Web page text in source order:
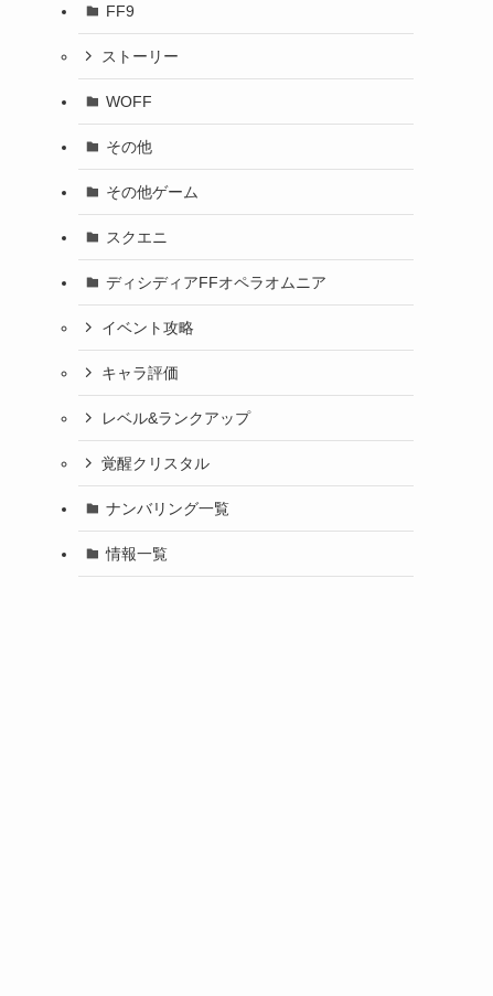
FF9
ストーリー
WOFF
その他
その他ゲーム
スクエニ
ディシディアFFオペラオムニア
イベント攻略
キャラ評価
レベル&ランクアップ
覚醒クリスタル
ナンバリング一覧
情報一覧